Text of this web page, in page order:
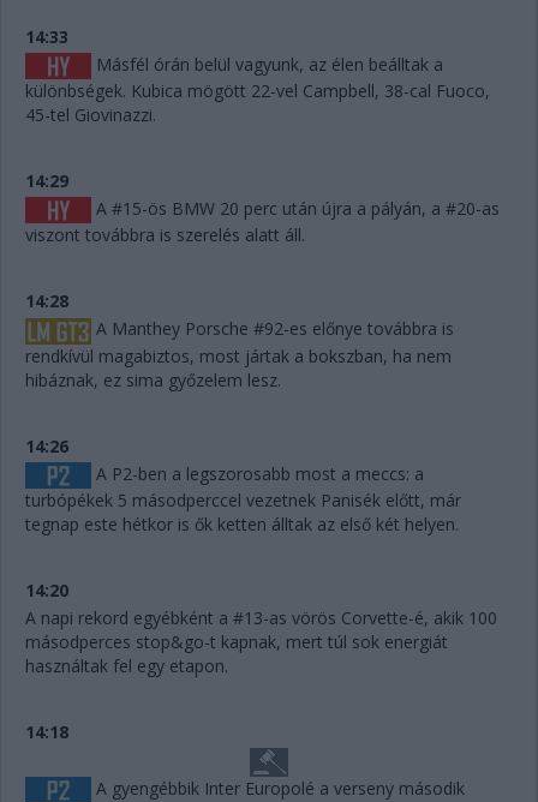
14:33
Másfél órán belül vagyunk, az élen beálltak a
különbségek. Kubica mögött 22-vel Campbell, 38-cal Fuoco,
45-tel Giovinazzi.
14:29
A #15-ös BMW 20 perc után újra a pályán, a #20-as
viszont továbbra is szerelés alatt áll.
14:28
A Manthey Porsche #92-es előnye továbbra is
rendkívül magabiztos, most jártak a bokszban, ha nem
hibáznak, ez sima győzelem lesz.
14:26
A P2-ben a legszorosabb most a meccs: a
turbópékek 5 másodperccel vezetnek Panisék előtt, már
tegnap este hétkor is ők ketten álltak az első két helyen.
14:20
A napi rekord egyébként a #13-as vörös Corvette-é, akik 100
másodperces stop&go-t kapnak, mert túl sok energiát
használtak fel egy etapon.
14:18
A gyengébbik Inter Europolé a verseny második